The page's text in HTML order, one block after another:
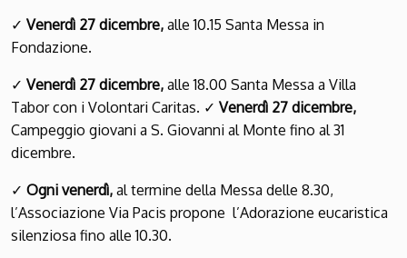
✓ Venerdì 27 dicembre, alle 10.15 Santa Messa in
Fondazione.
✓ Venerdì 27 dicembre, alle 18.00 Santa Messa a Villa
Tabor con i Volontari Caritas. ✓ Venerdì 27 dicembre,
Campeggio giovani a S. Giovanni al Monte fino al 31
dicembre.
✓ Ogni venerdì, al termine della Messa delle 8.30,
l’Associazione Via Pacis propone l’Adorazione eucaristica
silenziosa fino alle 10.30.